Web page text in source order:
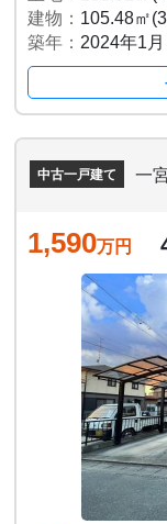
建物： 105.48㎡
築年： 2024年1月
中古一戸建て 一
1,590万円